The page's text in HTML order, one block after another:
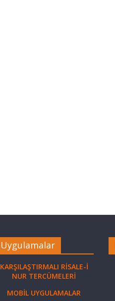
Uygulamalar
KARŞILAŞTIRMALI RİSALE-İ
NUR TERCÜMELERİ
MOBİL UYGULAMALAR